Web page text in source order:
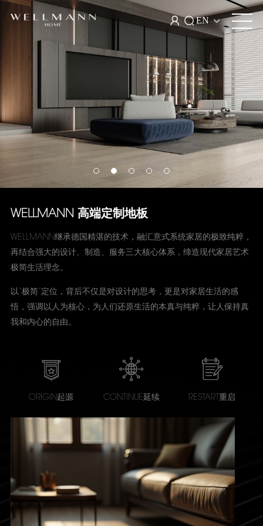
EN
WELLMANN 高端定制地板
WELLMANN继承德国精湛的技术，融汇意式系统家居的极致纯粹，
再结合强大的设计、制造、服务三大核心体系，缔造现代家居艺术
极简生活理念。
以“极简”定位，背后不仅是对设计的思考，更是对家居生活的感
悟，强调以人为核心，为人们还原生活的本真与纯粹，让人保持真
我和内心的自由。
ORIGIN起源 CONTINUE延续 RESTART重启